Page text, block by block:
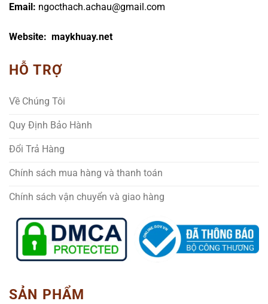
Email: ngocthach.achau@gmail.com
Website: maykhuay.net
HỖ TRỢ
Về Chúng Tôi
Quy Định Bảo Hành
Đổi Trả Hàng
Chính sách mua hàng và thanh toán
Chính sách vận chuyển và giao hàng
SẢN PHẨM